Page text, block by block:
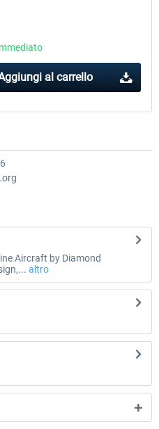
al carrello
Aircraft by Diamond
altro